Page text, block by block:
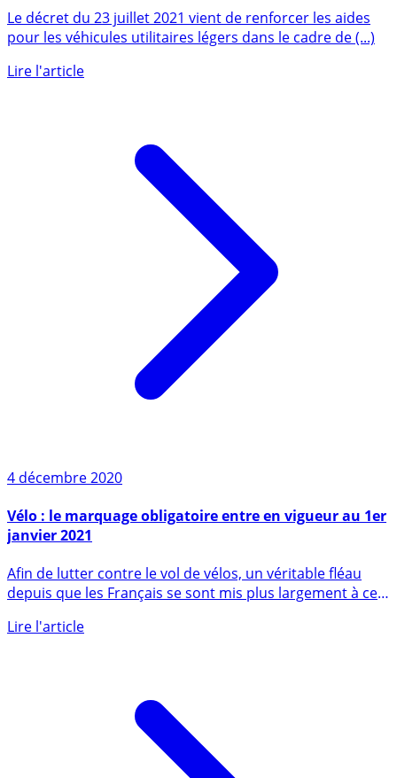
écologiques étendus pour véhicules utilitaires légers
(VUL) et vélos gros porteurs
Le décret du 23 juillet 2021 vient de renforcer les aides
pour les véhicules utilitaires légers dans le cadre de (...)
4 décembre 2020
janvier 2021
depuis que les Français se sont mis plus largement à ce